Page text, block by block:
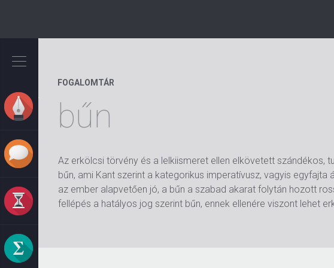
tartalomra
FOGALOMTÁR
bűn
Az erkölcsi törvény és a lelkiismeret ellen elkövetett
bűn, ami Kant szerint a kategorikus imperatívusz, vagyis
az ember alapvetően jó, a bűn a szabad akarat folytán hozott
fellépés a hatályos jog szerint bűn, ennek ellenére viszont lehet